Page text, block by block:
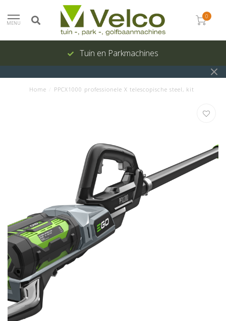
MENU
0
Tuin en Parkmachines
Home PPCX1000 professionele X telescopische steel, kit